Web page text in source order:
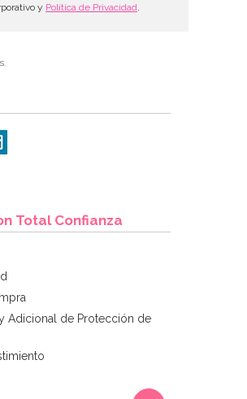
y Política de Privacidad
Total Confianza
Adicional de Protección de